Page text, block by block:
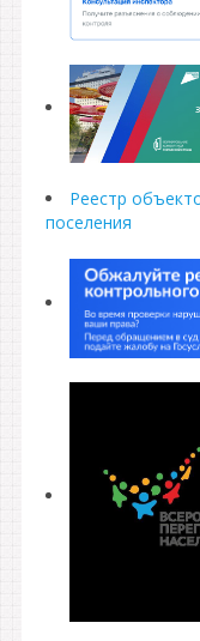
Реестр
поселения